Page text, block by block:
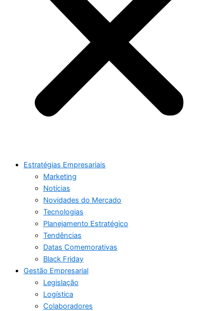
Estratégias Empresariais
Marketing
Notícias
Novidades do Mercado
Tecnologias
Planejamento Estratégico
Tendências
Datas Comemorativas
Black Friday
Gestão Empresarial
Legislação
Logística
Colaboradores